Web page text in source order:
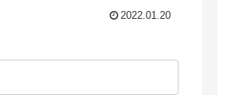
2022.01.20